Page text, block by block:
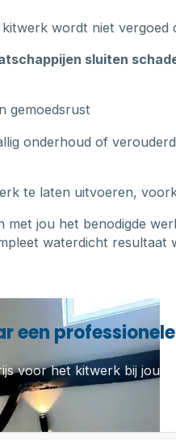
wordt niet
sluiten
gemoedsrust
onderhoud of
te laten uitvoeren,
met jou het benodigde
waterdicht resultaat
een
voor het kitwerk bij jou